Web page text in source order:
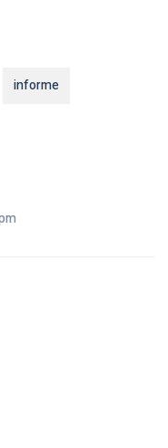
informe